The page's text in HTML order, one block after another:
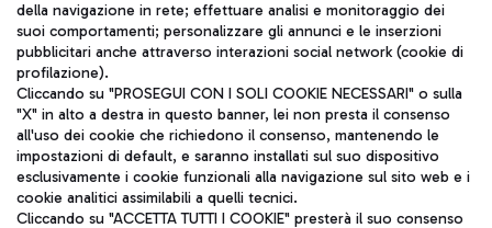
ITA
Aeroporti di Roma S.p.A. - Società soggetta a direzione e
coordinamento di Mundys S.p.A.
della navigazione in rete; effettuare analisi e monitoraggio dei
suoi comportamenti; personalizzare gli annunci e le inserzioni
pubblicitari anche attraverso interazioni social network (cookie di
profilazione).
Cliccando su "PROSEGUI CON I SOLI COOKIE NECESSARI" o sulla
"X" in alto a destra in questo banner, lei non presta il consenso
all'uso dei cookie che richiedono il consenso, mantenendo le
impostazioni di default, e saranno installati sul suo dispositivo
esclusivamente i cookie funzionali alla navigazione sul sito web e i
cookie analitici assimilabili a quelli tecnici.
Cliccando su "ACCETTA TUTTI I COOKIE" presterà il suo consenso